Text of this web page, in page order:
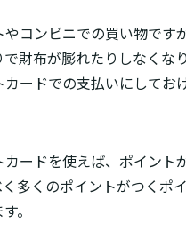
コンビニでの買い物です
財布が膨れたりしなくな
ードでの支払いにしてお
ードを使えば、ポイント
多くのポイントがつくポ
。